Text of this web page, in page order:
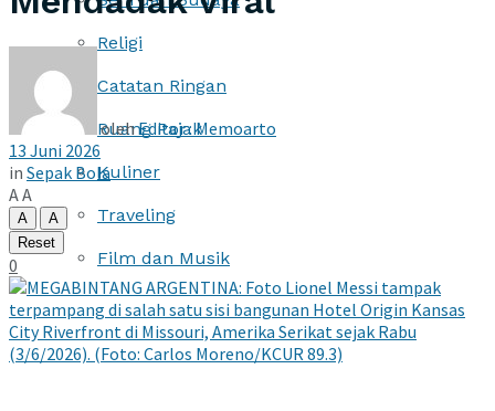
Religi
Catatan Ringan
Ruang Pajak
Kuliner
Traveling
Film dan Musik
olehEditor : Memoarto
13 Juni 2026
in Sepak Bola
AA
A
A
Reset
0